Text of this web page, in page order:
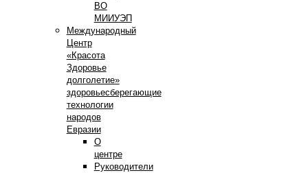
ВО
МИИУЭП
Международный
Центр
«Красота
Здоровье
долголетие»
здоровьесберегающие
технологии
народов
Евразии
О
центре
Руководители